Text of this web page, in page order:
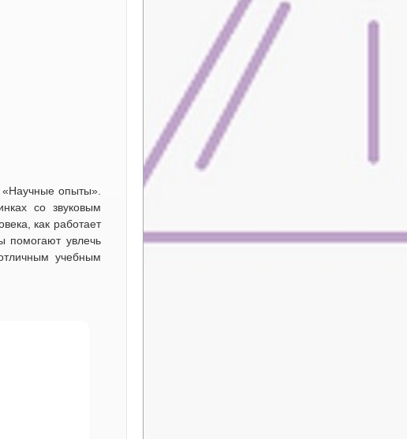
«Научные опыты».
со звуковым
как работает
помогают увлечь
учебным